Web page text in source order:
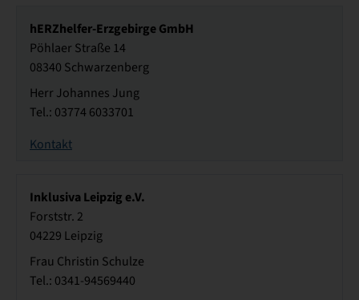
hERZhelfer-Erzgebirge GmbH
Pöhlaer Straße 14
08340 Schwarzenberg
Herr Johannes Jung
Tel.: 03774 6033701
Kontakt
Inklusiva Leipzig e.V.
Forststr. 2
04229 Leipzig
Frau Christin Schulze
Tel.: 0341-94569440